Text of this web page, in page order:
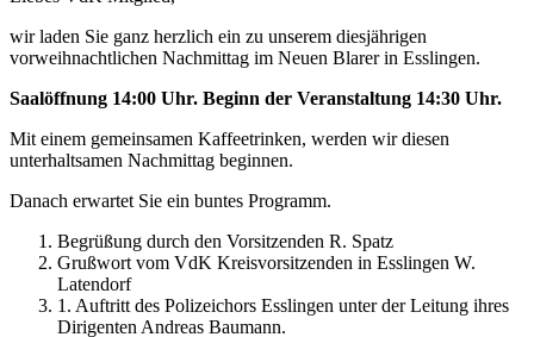
wir laden Sie ganz herzlich ein zu unserem diesjährigen
vorweihnachtlichen Nachmittag im Neuen Blarer in Esslingen.
Saalöffnung 14:00 Uhr. Beginn der Veranstaltung 14:30 Uhr.
Mit einem gemeinsamen Kaffeetrinken, werden wir diesen
unterhaltsamen Nachmittag beginnen.
Danach erwartet Sie ein buntes Programm.
Begrüßung durch den Vorsitzenden R. Spatz
Grußwort vom VdK Kreisvorsitzenden in Esslingen W.
Latendorf
1. Auftritt des Polizeichors Esslingen unter der Leitung ihres
Dirigenten Andreas Baumann.